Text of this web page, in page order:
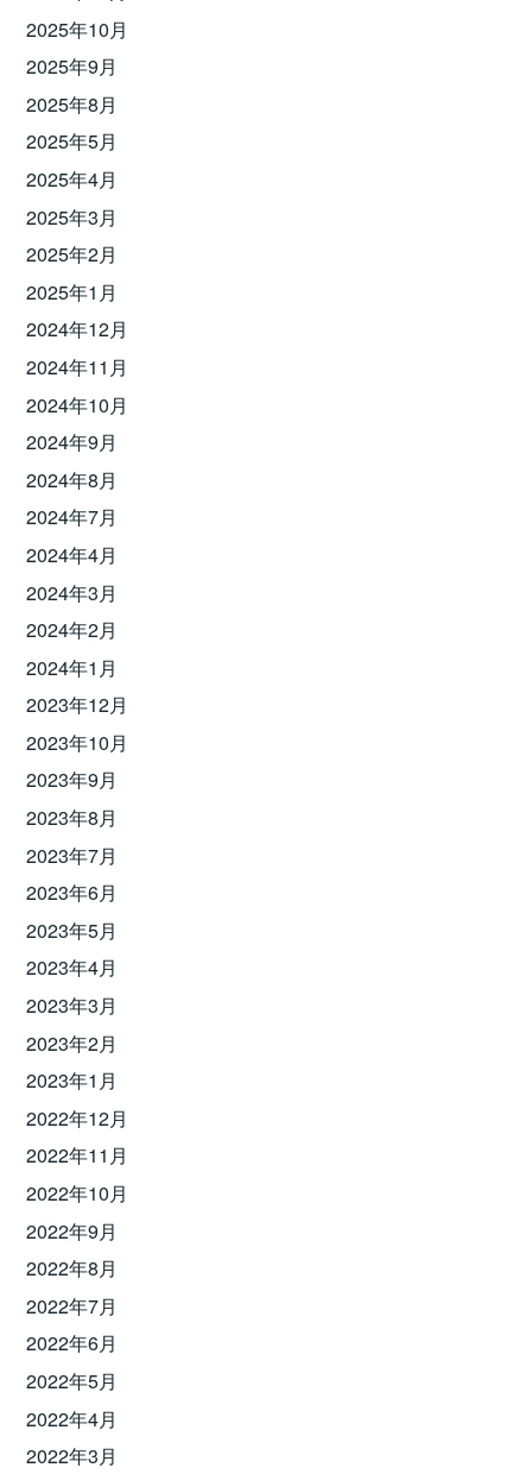
2025年10月
2025年9月
2025年8月
2025年5月
2025年4月
2025年3月
2025年2月
2025年1月
2024年12月
2024年11月
2024年10月
2024年9月
2024年8月
2024年7月
2024年4月
2024年3月
2024年2月
2024年1月
2023年12月
2023年10月
2023年9月
2023年8月
2023年7月
2023年6月
2023年5月
2023年4月
2023年3月
2023年2月
2023年1月
2022年12月
2022年11月
2022年10月
2022年9月
2022年8月
2022年7月
2022年6月
2022年5月
2022年4月
2022年3月